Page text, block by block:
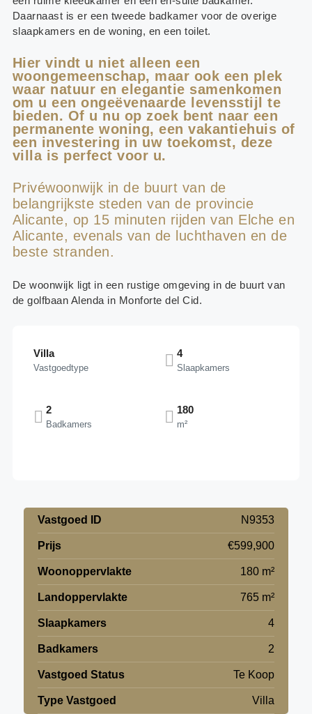
Daarnaast is er een tweede badkamer voor de overige
slaapkamers en de woning, en een toilet.
Hier vindt u niet alleen een
woongemeenschap, maar ook een plek
waar natuur en elegantie samenkomen
om u een ongeëvenaarde levensstijl te
bieden. Of u nu op zoek bent naar een
permanente woning, een vakantiehuis of
een investering in uw toekomst, deze
villa is perfect voor u.
Privéwoonwijk in de buurt van de
belangrijkste steden van de provincie
Alicante, op 15 minuten rijden van Elche en
Alicante, evenals van de luchthaven en de
beste stranden.
De woonwijk ligt in een rustige omgeving in de buurt van
de golfbaan Alenda in Monforte del Cid.
Villa
Vastgoedtype
4
Slaapkamers
2
Badkamers
180
m²
Vastgoed ID N9353
Prijs €599,900
Woonoppervlakte 180 m²
Landoppervlakte 765 m²
Slaapkamers 4
Badkamers 2
Vastgoed Status Te Koop
Type Vastgoed Villa